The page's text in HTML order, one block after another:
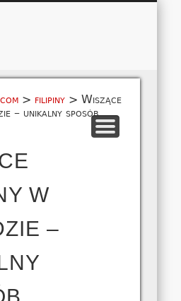
O NASA-M
N-Z
AZJA
AFRYKA
MAPA
> filipiny >Wiszące
– unikalny sposób
W
–